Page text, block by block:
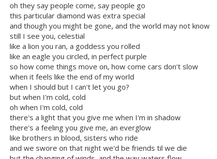
oh they say people come, say people go
this particular diamond was extra special
and though you might be gone, and the world may not know
still I see you, celestial
like a lion you ran, a goddess you rolled
like an eagle you circled, in perfect purple
so how come things move on, how come cars don't slow
when it feels like the end of my world
when I should but I can't let you go?
but when I'm cold, cold
oh when I'm cold, cold
there's a light that you give me when I'm in shadow
there's a feeling you give me, an everglow
like brothers in blood, sisters who ride
and we swore on that night we'd be friends til we die